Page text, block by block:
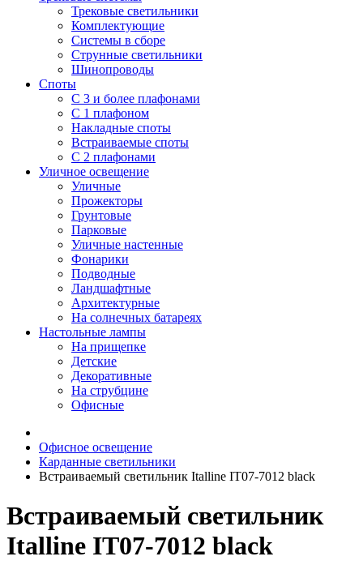
Трековые светильники
Комплектующие
Системы в сборе
Струнные светильники
Шинопроводы
Споты
С 3 и более плафонами
С 1 плафоном
Накладные споты
Встраиваемые споты
С 2 плафонами
Уличное освещение
Уличные
Прожекторы
Грунтовые
Парковые
Уличные настенные
Фонарики
Подводные
Ландшафтные
Архитектурные
На солнечных батареях
Настольные лампы
На прищепке
Детские
Декоративные
На струбцине
Офисные
Офисное освещение
Карданные светильники
Встраиваемый светильник Italline IT07-7012 black
Встраиваемый светильник
Italline IT07-7012 black